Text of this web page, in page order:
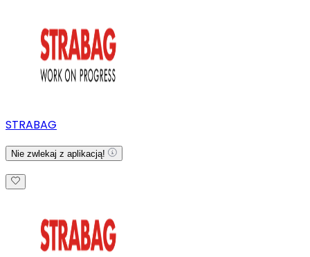
STRABAG
Nie zwlekaj z aplikacją!